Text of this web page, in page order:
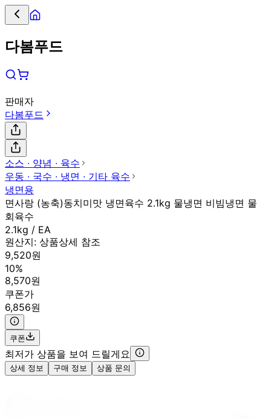
다봄푸드
판매자
다봄푸드
소스 ∙ 양념 ∙ 육수
우동 ∙ 국수 ∙ 냉면 ∙ 기타 육수
냉면용
면사랑 (농축)동치미맛 냉면육수 2.1kg 물냉면 비빔냉면 물
회육수
2.1kg / EA
원산지: 상품상세 참조
9,520원
10%
8,570원
쿠폰가
6,856원
쿠폰
최저가 상품을 보여 드릴게요
상세 정보 구매 정보 상품 문의